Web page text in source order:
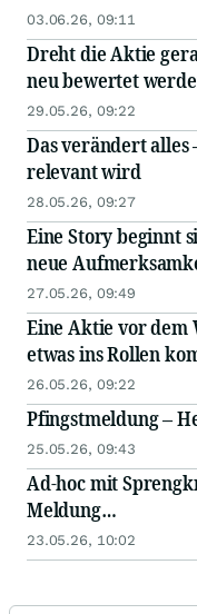
03.06.26, 09:11
Dreht die Aktie
neu bewertet
29.05.26, 09:22
Das verändert
relevant wird
28.05.26, 09:27
Eine Story beginnt
neue
27.05.26, 09:49
Eine Aktie vor dem
etwas ins Rollen
26.05.26, 09:22
Pfingstmeldung –
25.05.26, 09:43
Ad-hoc mit
Meldung…
23.05.26, 10:02